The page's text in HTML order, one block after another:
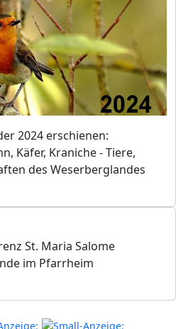
2024 erschienen:
Käfer, Kraniche - Tiere,
des Weserberglandes
St. Maria Salome
im Pfarrheim